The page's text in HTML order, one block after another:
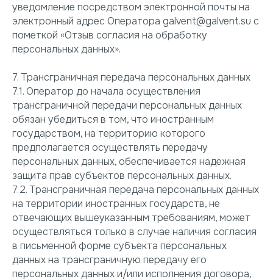
уведомление посредством электронной почты на
электронный адрес Оператора galvent@galvent.su с
пометкой «Отзыв согласия на обработку
персональных данных».
7. Трансграничная передача персональных данных
7.1. Оператор до начала осуществления
трансграничной передачи персональных данных
обязан убедиться в том, что иностранным
государством, на территорию которого
предполагается осуществлять передачу
персональных данных, обеспечивается надежная
защита прав субъектов персональных данных.
7.2. Трансграничная передача персональных данных
на территории иностранных государств, не
отвечающих вышеуказанным требованиям, может
осуществляться только в случае наличия согласия
в письменной форме субъекта персональных
данных на трансграничную передачу его
персональных данных и/или исполнения договора,